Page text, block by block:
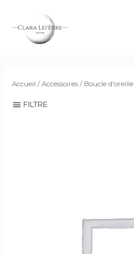
Accueil / Accessoires/ Boucle d'oreille
FILTRE